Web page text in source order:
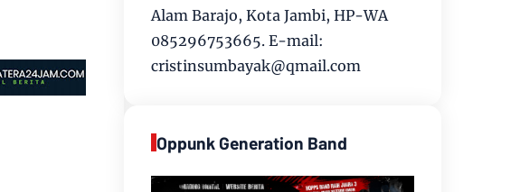
Alam Barajo, Kota Jambi, HP-WA
085296753665. E-mail:
cristinsumbayak@qmail.com
Oppunk Generation Band